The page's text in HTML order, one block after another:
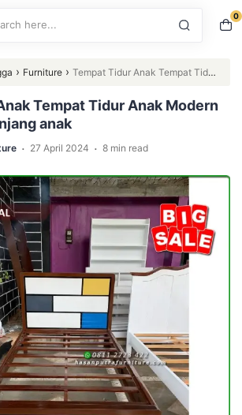
0
› Furniture › Tempat Tidur Anak Tempat Tidur
Ranjang anak
Tempat Tidur Anak Modern
anak
. 27 April 2024 . 8 min read